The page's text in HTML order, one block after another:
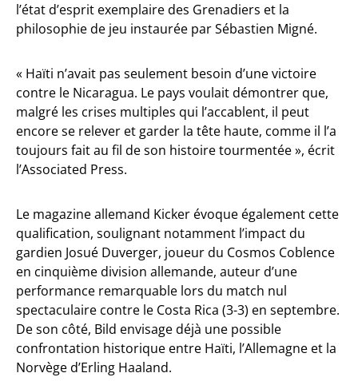
l’état d’esprit exemplaire des Grenadiers et la
philosophie de jeu instaurée par Sébastien Migné.
« Haïti n’avait pas seulement besoin d’une victoire
contre le Nicaragua. Le pays voulait démontrer que,
malgré les crises multiples qui l’accablent, il peut
encore se relever et garder la tête haute, comme il l’a
toujours fait au fil de son histoire tourmentée », écrit
l’Associated Press.
Le magazine allemand Kicker évoque également cette
qualification, soulignant notamment l’impact du
gardien Josué Duverger, joueur du Cosmos Coblence
en cinquième division allemande, auteur d’une
performance remarquable lors du match nul
spectaculaire contre le Costa Rica (3-3) en septembre.
De son côté, Bild envisage déjà une possible
confrontation historique entre Haïti, l’Allemagne et la
Norvège d’Erling Haaland.